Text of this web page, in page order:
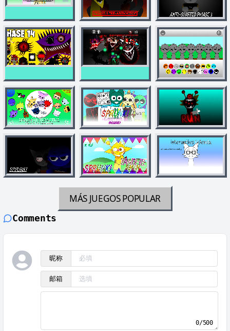
MÁS JUEGOSPOPULAR
Comments
昵称
邮箱
0/500